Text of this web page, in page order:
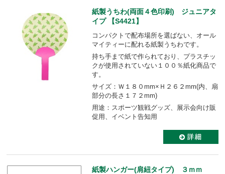
紙製うちわ(両面４色印刷) ジュニアタ
イプ 【S4421】
コンパクトで配布場所を選ばない、オール
マイティーに配れる紙製うちわです。
持ち手まで紙で作られており、プラスチッ
クが使用されていない１００％紙化商品で
す。
サイズ：Ｗ１８０mm×Ｈ２６２mm(内、扇
部分の長さ１７２mm)
用途：スポーツ観戦グッズ、展示会向け販
促用、イベント告知用
紙製ハンガー(肩紐タイプ) ３ｍｍ